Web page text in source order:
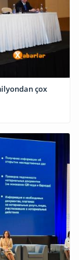
çox